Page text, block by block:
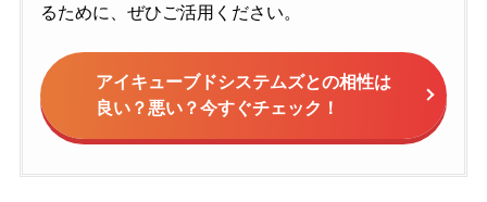
るために、ぜひご活用ください。
アイキューブドシステムズとの相性は
良い？悪い？今すぐチェック！